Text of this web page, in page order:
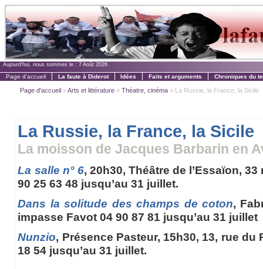
Aujourd'hui, nous sommes le : 7 Août 2026
Page d'accueil La faute à Diderot Idées Faits et arguments Chroniques du
Page d'accueil »Arts et littérature »Théatre, cinéma » La Russie, la France, la Sicile
La Russie, la France, la Sicile
La moisson de Jacques Barbarin en
La salle n° 6, 20h30, Théâtre de l’Essaïon,
90 25 63 48 jusqu’au 31 juillet.
Dans la solitude des champs de coton,
impasse Favot 04 90 87 81 jusqu’au 31 juillet
Nunzio, Présence Pasteur, 15h30, 13, rue du
18 54 jusqu’au 31 juillet.